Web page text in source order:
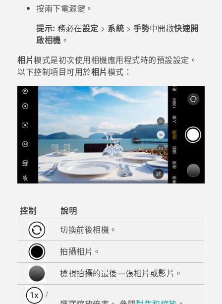
企業採購按兩下電源鍵。
提示: 務必在設定 > 系統 > 手勢中開啟快速開
啟相機 。
相片模式是初次使用相機應用程式時的預設設定。
以下控制項目可用於相片模式：
控制
說明
切換前後相機。
拍攝相片。
檢視拍攝的最後一張相片或影片。
/